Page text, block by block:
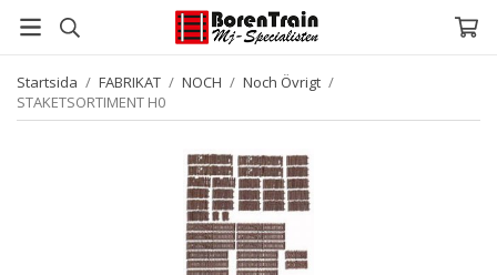
Startsida / FABRIKAT / NOCH / Noch Övrigt /
STAKETSORTIMENT H0